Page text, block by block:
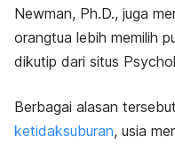
Newman, Ph.D., juga
orangtua lebih memilih
dikutip dari situs
Berbagai alasan
ketidaksuburan, usia